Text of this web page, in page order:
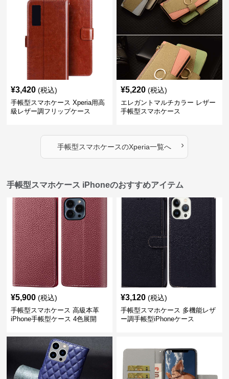
¥3,420 (税込)
手帳型スマホケース Xperia用高
級レザー調フリップケース
¥5,220 (税込)
エレガントマルチカラー レザー
手帳型スマホケース
手帳型スマホケースのXperia一覧へ ›
手帳型スマホケース iPhoneのおすすめアイテム
¥5,900 (税込)
手帳型スマホケース 高級本革
iPhone手帳型ケース 4色展開
¥3,120 (税込)
手帳型スマホケース 多機能レザ
ー調手帳型iPhoneケース